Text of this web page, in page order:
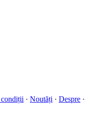
· Noutăți · Despre ·